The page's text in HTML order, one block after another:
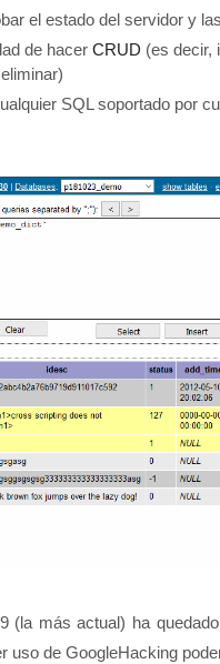
el estado del servidor y
de hacer CRUD (es decir,
SQL soportado por
(la más actual) ha
uso de GoogleHacking